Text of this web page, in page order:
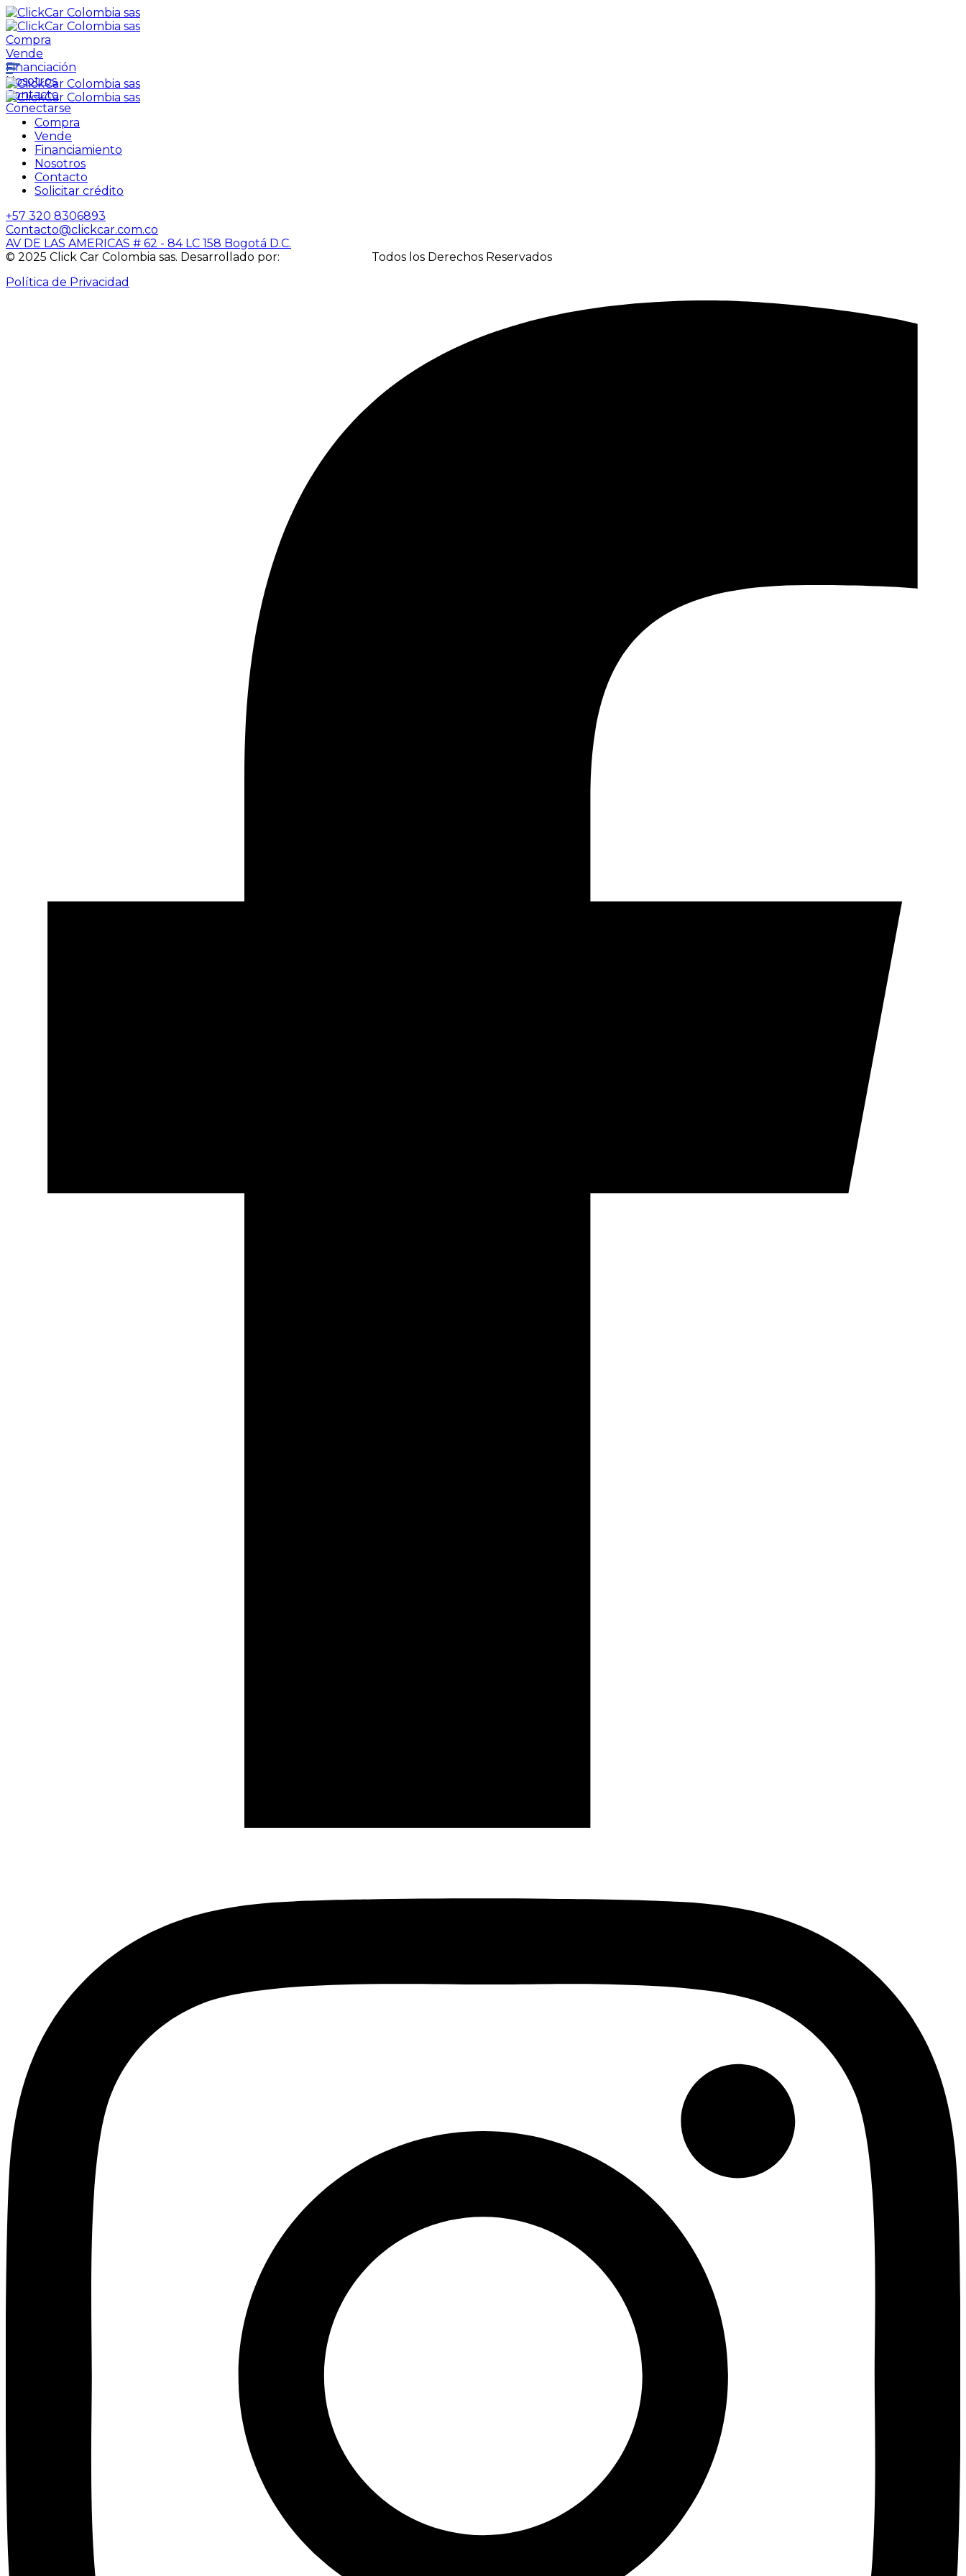
Compra
Vende
Financiación
Nosotros
Contacto
Conectarse
Compra
Vende
Financiamiento
Nosotros
Contacto
Solicitar crédito
+57 320 8306893
Contacto@clickcar.com.co
AV DE LAS AMERICAS # 62 - 84 LC 158 Bogotá D.C.
© 2025 Click Car Colombia sas. Desarrollado por:
Todos los Derechos Reservados
Política de Privacidad